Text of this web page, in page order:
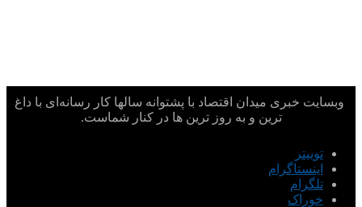
وبسایت خبری میدان اقتصاد با پشتوانه سالها کار رسانه‌ای با داغ
ترین و به روز ترین ها در کنار شماست.
توییتر
اینستاگرام
تلگرام
خوراک